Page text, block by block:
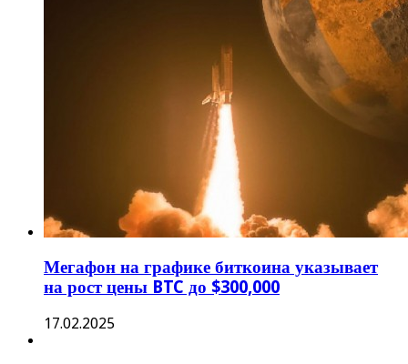
Мегафон на графике биткоина указывает
на рост цены BTC до $300,000
17.02.2025